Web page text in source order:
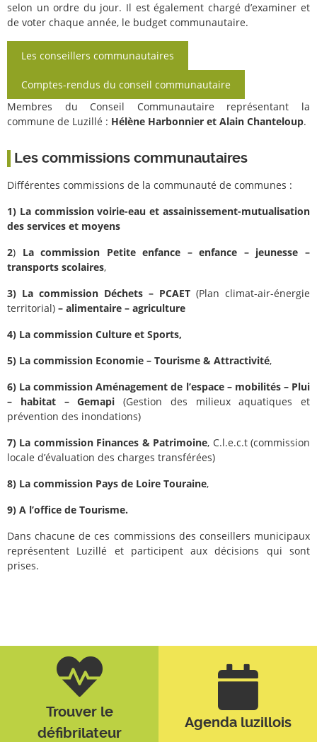
selon un ordre du jour. Il est également chargé d’examiner et
de voter chaque année, le budget communautaire.
Les conseillers communautaires
Comptes-rendus du conseil communautaire
Membres du Conseil Communautaire représentant la
commune de Luzillé : Hélène Harbonnier et Alain Chanteloup.
Les commissions communautaires
Différentes commissions de la communauté de communes :
1) La commission voirie-eau et assainissement-mutualisation
des services et moyens
2) La commission Petite enfance – enfance – jeunesse –
transports scolaires,
3) La commission Déchets – PCAET (Plan climat-air-énergie
territorial) – alimentaire – agriculture
4) La commission Culture et Sports,
5) La commission Economie – Tourisme & Attractivité,
6) La commission Aménagement de l’espace – mobilités – Plui
– habitat – Gemapi (Gestion des milieux aquatiques et
prévention des inondations)
7) La commission Finances & Patrimoine, C.l.e.c.t (commission
locale d’évaluation des charges transférées)
8) La commission Pays de Loire Touraine,
9) A l’office de Tourisme.
Dans chacune de ces commissions des conseillers municipaux
représentent Luzillé et participent aux décisions qui sont
prises.
Trouver le
défibrilateur
Agenda luzillois